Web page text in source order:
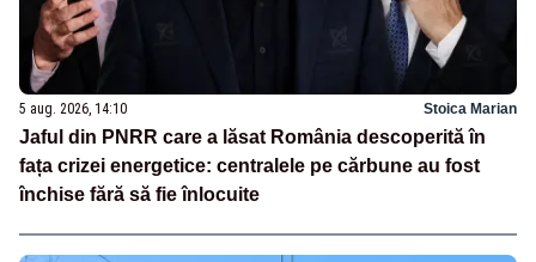
5 aug. 2026, 14:10 Stoica Marian
Jaful din PNRR care a lăsat România descoperită în
fața crizei energetice: centralele pe cărbune au fost
închise fără să fie înlocuite